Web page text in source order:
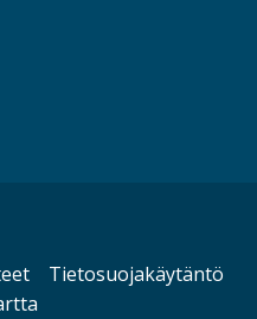
Tietosuojakäytäntö